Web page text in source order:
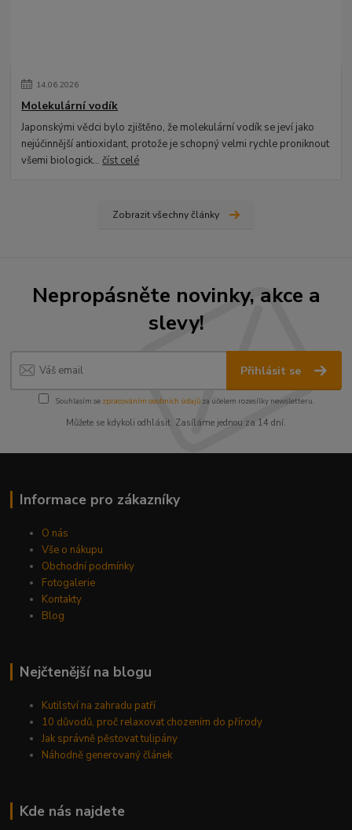
14.06.2026
Molekulární vodík
Japonskými vědci bylo zjištěno, že molekulární vodík se jeví jako
nejúčinnější antioxidant, protože je schopný velmi rychle proniknout
všemi biologick...číst celé
Zobrazit všechny články
Nepropásněte novinky, akce a
slevy!
Přihlásit se
Souhlasím se zpracováním osobních údajůza účelem rozesílky newsletteru.
Můžete se kdykoli odhlásit. Zasíláme jednou za 14 dní.
Informace pro zákazníky
O nás
Vše o nákupu
Obchodní podmínky
Fotogalerie
Kontakty
Blog
Nejčtenější na blogu
Kutilství na zahradu patří
10 důvodů, proč relaxovat chozením do přírody
Jak správně pěstovat tulipány
Náhodně generovaný článek
Kde nás najdete